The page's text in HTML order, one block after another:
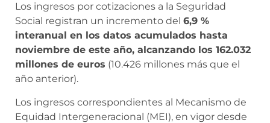
Los ingresos por cotizaciones a la Seguridad
Social registran un incremento del 6,9 %
interanual en los datos acumulados hasta
noviembre de este año, alcanzando los 162.032
millones de euros (10.426 millones más que el
año anterior).
Los ingresos correspondientes al Mecanismo de
Equidad Intergeneracional (MEI), en vigor desde